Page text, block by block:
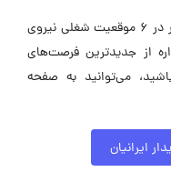
آوگون پایدار ایرانیان در حال حاضر در ۶ موقعیت شغلی نیروی
از جدیدترین فرصت‌های
می‌توانید به صفحه
ایرانیان